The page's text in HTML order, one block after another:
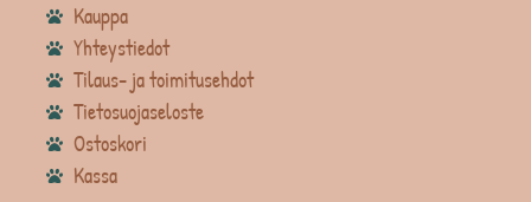
Kauppa
Yhteystiedot
Tilaus- ja toimitusehdot
Tietosuojaseloste
Ostoskori
Kassa